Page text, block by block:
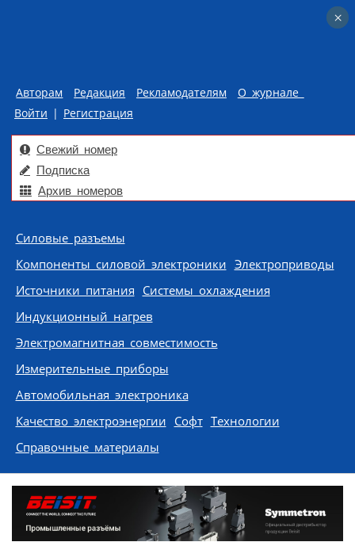
Авторам Редакция Рекламодателям
О журнале
Войти | Регистрация
Свежий номер
Подписка
Архив номеров
Skip to content
Силовые разъемы
Компоненты силовой электроники Электроприводы
Источники питания Системы охлаждения
Индукционный нагрев
Электромагнитная совместимость
Измерительные приборы
Автомобильная электроника
Качество электроэнергии Софт Технологии
Справочные материалы
×
×